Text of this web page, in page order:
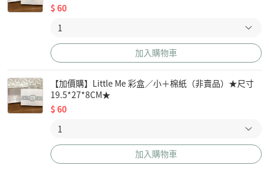
$60
加入購物車
【加價購】Little Me 彩盒／小＋棉紙（非賣品）★尺寸
19.5*27*8CM★
$60
加入購物車